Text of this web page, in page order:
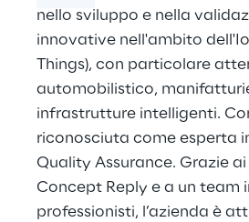
nello sviluppo e nella
innovative nell'ambito
Things), con particolare
automobilistico,
infrastrutture intelligenti.
riconosciuta come esperta
Quality Assurance. Grazie
Concept Reply e a un team
professionisti, l’azienda è